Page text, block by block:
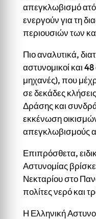
απεγκλωβισμό
ενεργούν για τη
περιουσιών των
Πιο αναλυτικά,
αστυνομικοί και
μηχανές), που
σε δεκάδες
Δράσης και
εκκένωση
απεγκλωβισμούς
Επιπρόσθετα,
Αστυνομίας
Νεκταρίου στο
πολίτες νερό και
Η Ελληνική